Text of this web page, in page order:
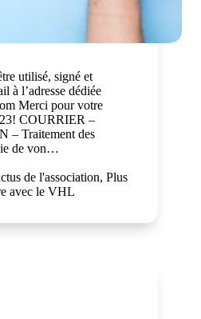
utilisé, signé et
à l’adresse dédiée
Merci pour votre
COURRIER –
Traitement des
de von…
de l'association, Plus
avec le VHL